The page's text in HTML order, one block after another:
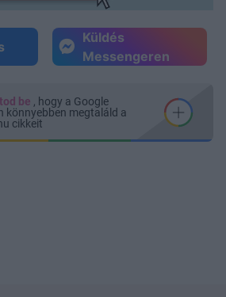
Küldés
Messengeren
be , hogy a Google
könnyebben megtaláld a
cikkeit